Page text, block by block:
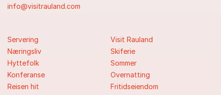
info@visitrauland.com
Servering
Næringsliv
Hyttefolk
Konferanse
Reisen hit
Visit Rauland
Skiferie
Sommer
Overnatting
Fritidseiendom